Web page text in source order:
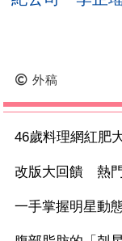
外稿
46歲料理網紅肥
改版大回饋 熱
一手掌握明星動